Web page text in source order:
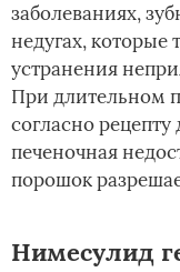
заболеваниях,
недугах, которые
устранения
При длительном
согласно рецепту
печеночная
порошок
Нимесулид